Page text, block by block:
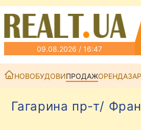
09.08.2026 / 16:47
НОВОБУДОВИПРОДАЖОРЕНДА
Гагарина пр-т/